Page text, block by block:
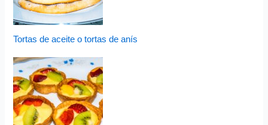
Tortas de aceite o tortas de anís